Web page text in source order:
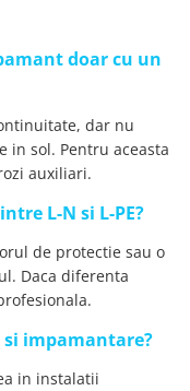
doar cu un
dar nu
in sol. Pentru aceasta
auxiliari.
L-N si L-PE?
de protectie sau o
Daca diferenta
si impamantare?
in instalatii